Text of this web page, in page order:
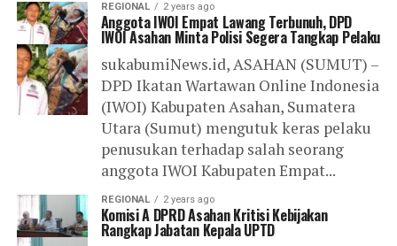
REGIONAL 2 years ago
Anggota IWOI Empat Lawang Terbunuh, DPD
IWOI Asahan Minta Polisi Segera Tangkap Pelaku
sukabumiNews.id, ASAHAN (SUMUT) –
DPD Ikatan Wartawan Online Indonesia
(IWOI) Kabupaten Asahan, Sumatera
Utara (Sumut) mengutuk keras pelaku
penusukan terhadap salah seorang
anggota IWOI Kabupaten Empat...
REGIONAL 2 years ago
Komisi A DPRD Asahan Kritisi Kebijakan
Rangkap Jabatan Kepala UPTD